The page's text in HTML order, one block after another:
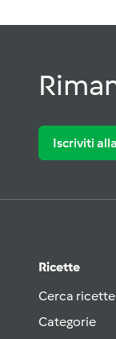
Iscriviti
Ricette
Cerca ricette
Categorie